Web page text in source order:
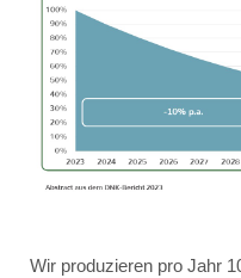
Wir produzieren pro Jahr